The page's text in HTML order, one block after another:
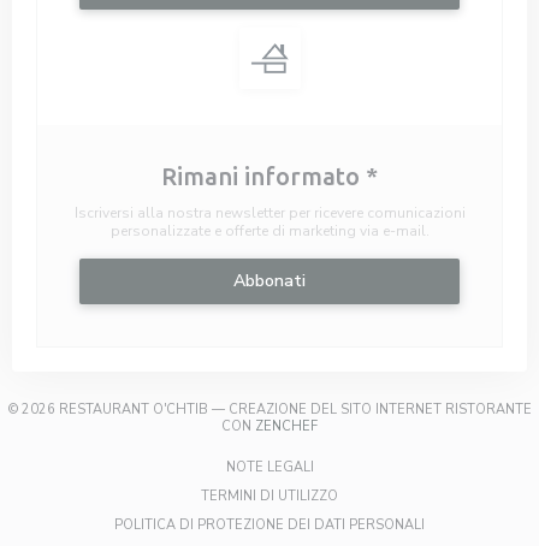
Rimani informato *
Iscriversi alla nostra newsletter per ricevere comunicazioni
personalizzate e offerte di marketing via e-mail.
Abbonati
© 2026 RESTAURANT O'CHTIB — CREAZIONE DEL SITO INTERNET RISTORANTE
CON ZENCHEF((APRE UNA NUOVA FINESTRA))
NOTE LEGALI((APRE UNA NUOVA FINESTRA))
TERMINI DI UTILIZZO
POLITICA DI PROTEZIONE DEI DATI PERSONALI